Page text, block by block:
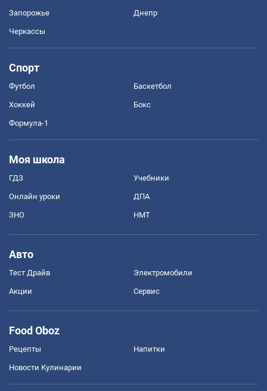
Запорожье Днепр
Черкассы
Спорт
Футбол Баскетбол
Хоккей Бокс
Формула-1
Моя школа
ГДЗ Учебники
Онлайн уроки ДПА
ЗНО НМТ
Авто
Тест Драйв Электромобили
Акции Сервис
Food Oboz
Рецепты Напитки
Новости Кулинарии